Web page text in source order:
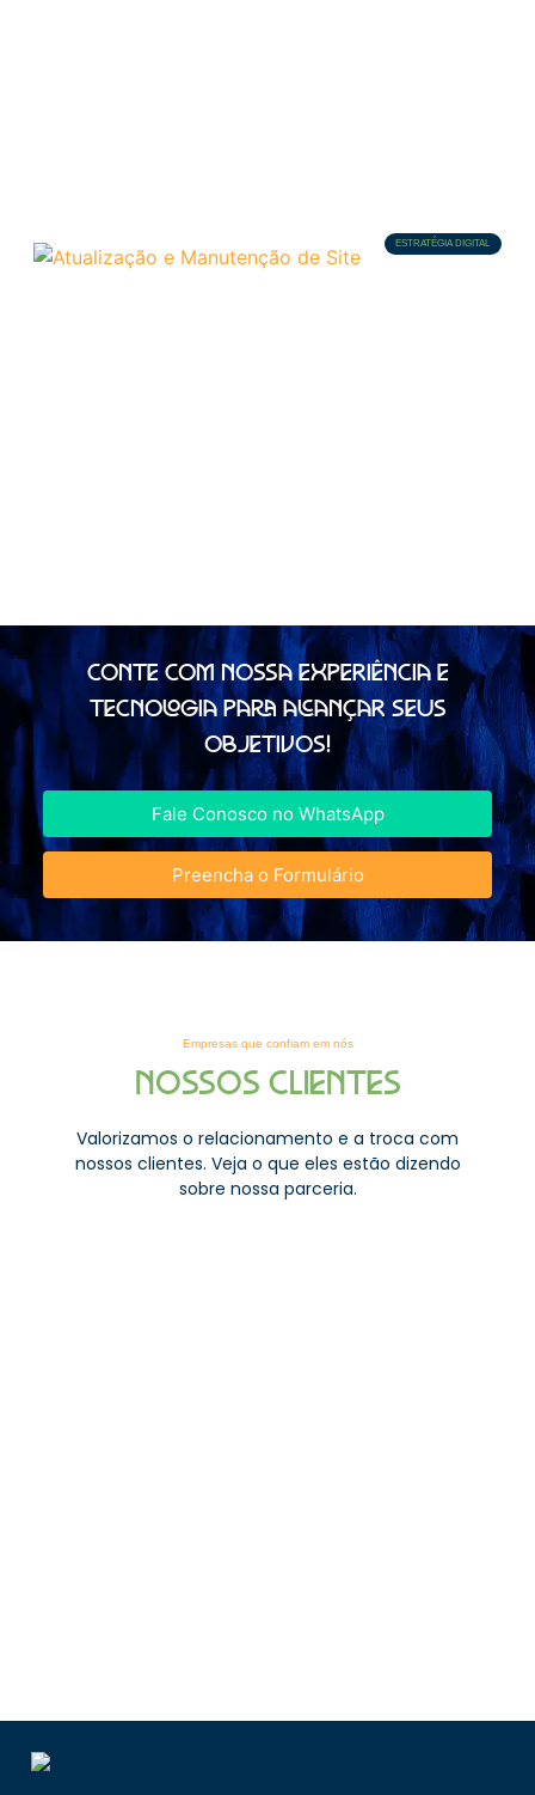
ESTRATÉGIA DIGITAL
CONTE COM NOSSA EXPERIÊNCIA E
TECNOLOGIA PARA ALCANÇAR SEUS
OBJETIVOS!
Fale Conosco no WhatsApp
Preencha o Formulário
Empresas que confiam em nós
NOSSOS CLIENTES
Valorizamos o relacionamento e a troca com
nossos clientes. Veja o que eles estão dizendo
sobre nossa parceria.